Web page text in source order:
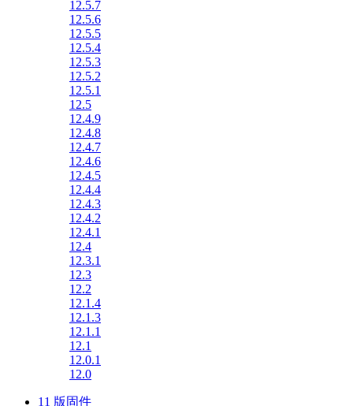
12.5.7
12.5.6
12.5.5
12.5.4
12.5.3
12.5.2
12.5.1
12.5
12.4.9
12.4.8
12.4.7
12.4.6
12.4.5
12.4.4
12.4.3
12.4.2
12.4.1
12.4
12.3.1
12.3
12.2
12.1.4
12.1.3
12.1.1
12.1
12.0.1
12.0
11 版固件